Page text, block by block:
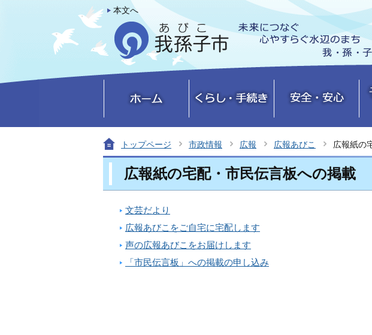
本文へ
トップページ 市政情報 広報 広報あびこ 広報紙の
広報紙の宅配・市民伝言板への掲載
文芸だより
広報あびこをご自宅に宅配します
声の広報あびこをお届けします
「市民伝言板」への掲載の申し込み